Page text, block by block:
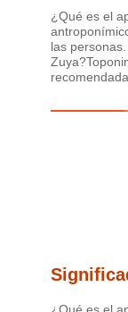
¿Qué es el
las